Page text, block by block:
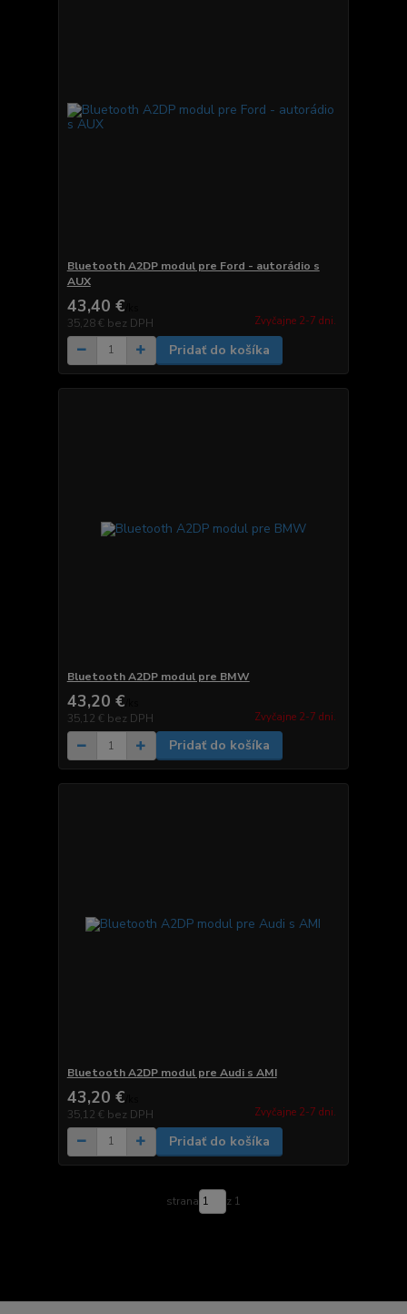
Bluetooth A2DP modul pre Ford - autorádio s
AUX
43,40 €
35,28 € bez DPH Zvyčajne 2-7 dni.
Pridať do košíka
Bluetooth A2DP modul pre BMW
43,20 €
35,12 € bez DPH Zvyčajne 2-7 dni.
Pridať do košíka
Bluetooth A2DP modul pre Audi s AMI
43,20 €
35,12 € bez DPH Zvyčajne 2-7 dni.
Pridať do košíka
strana z 1